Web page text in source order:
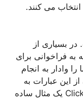
می کنند.
بسیاری از
به فراخوانی برای
وادار به انجام
این عبارات به
عنوان متن لنگر استفاده کرد. Click Now یک مثال ساده